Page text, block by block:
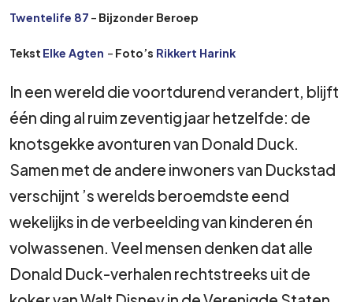
Twentelife 87 – Bijzonder Beroep
Tekst Elke Agten – Foto’s Rikkert Harink
In een wereld die voortdurend verandert, blijft
één ding al ruim zeventig jaar hetzelfde: de
knotsgekke avonturen van Donald Duck.
Samen met de andere inwoners van Duckstad
verschijnt ’s werelds beroemdste eend
wekelijks in de verbeelding van kinderen én
volwassenen. Veel mensen denken dat alle
Donald Duck-verhalen rechtstreeks uit de